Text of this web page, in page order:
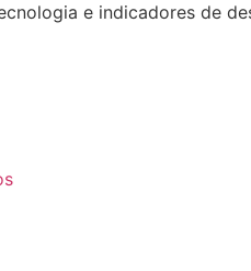
e indicadores de